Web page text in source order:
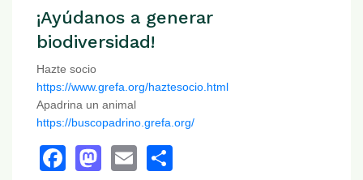
¡Ayúdanos a generar
biodiversidad!
Hazte socio
https://www.grefa.org/haztesocio.html
Apadrina un animal
https://buscopadrino.grefa.org/
Facebook
Mastodon
Email